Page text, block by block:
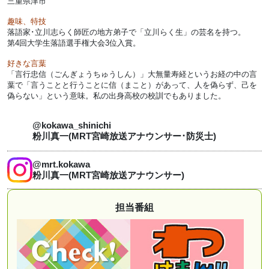
趣味、特技
落語家･立川志らく師匠の地方弟子で「立川らく生」の芸名を持つ。
第4回大学生落語選手権大会3位入賞。
好きな言葉
「言行忠信（ごんぎょうちゅうしん）」大無量寿経というお経の中の言
葉で「言うことと行うことに信（まこと）があって、人を偽らず、己を
偽らない」という意味。私の出身高校の校訓でもありました。
@kokawa_shinichi
粉川真一(MRT宮崎放送アナウンサー･防災士)
@mrt.kokawa
粉川真一(MRT宮崎放送アナウンサー)
担当番組